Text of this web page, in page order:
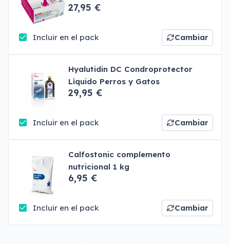
27,95 €
Incluir en el pack Cambiar
Hyalutidin DC Condroprotector
Líquido Perros y Gatos
29,95 €
Incluir en el pack Cambiar
Calfostonic complemento
nutricional 1 kg
6,95 €
Incluir en el pack Cambiar